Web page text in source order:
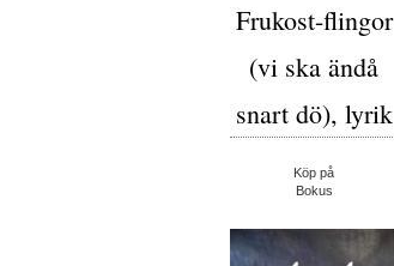
Frukost-flingor
(vi ska ändå
snart dö), lyrik
Köp på
Bokus